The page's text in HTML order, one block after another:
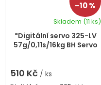
–10 %
*Digitální servo 325-LV
57g/0,11s/16kg BH Servo
Skladem (11 ks)
510 Kč / ks